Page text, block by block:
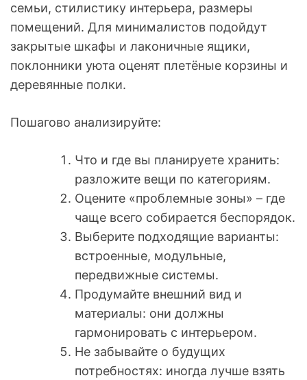
семьи, стилистику интерьера, размеры
помещений. Для минималистов подойдут
закрытые шкафы и лаконичные ящики,
поклонники уюта оценят плетёные корзины и
деревянные полки.
Пошагово анализируйте:
Что и где вы планируете хранить:
разложите вещи по категориям.
Оцените «проблемные зоны» – где
чаще всего собирается беспорядок.
Выберите подходящие варианты:
встроенные, модульные,
передвижные системы.
Продумайте внешний вид и
материалы: они должны
гармонировать с интерьером.
Не забывайте о будущих
потребностях: иногда лучше взять